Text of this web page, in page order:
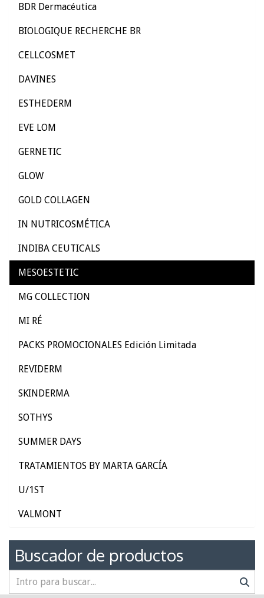
BDR Dermacéutica
BIOLOGIQUE RECHERCHE BR
CELLCOSMET
DAVINES
ESTHEDERM
EVE LOM
GERNETIC
GLOW
GOLD COLLAGEN
IN NUTRICOSMÉTICA
INDIBA CEUTICALS
MESOESTETIC
MG COLLECTION
MI RÉ
PACKS PROMOCIONALES Edición Limitada
REVIDERM
SKINDERMA
SOTHYS
SUMMER DAYS
TRATAMIENTOS BY MARTA GARCÍA
U/1ST
VALMONT
Buscador de productos